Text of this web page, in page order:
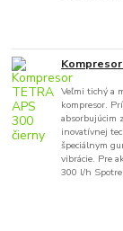
Kompresor
Veľmi tichý a
kompresor.
absorbujúcim
inovatívnej
špeciálnym
vibrácie. Pre
300 l/h